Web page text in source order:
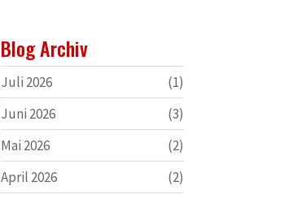
Blog Archiv
Juli 2026
(1)
Juni 2026
(3)
Mai 2026
(2)
April 2026
(2)